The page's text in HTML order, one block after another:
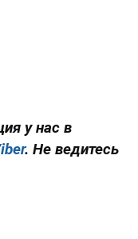
у нас в
. Не ведитесь